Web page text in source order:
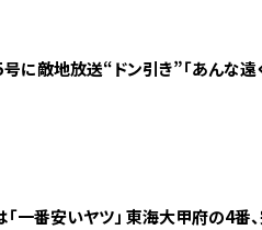
に敵地放送“ドン引き”「あんな遠
一番安いヤツ」 東海大甲府の4番